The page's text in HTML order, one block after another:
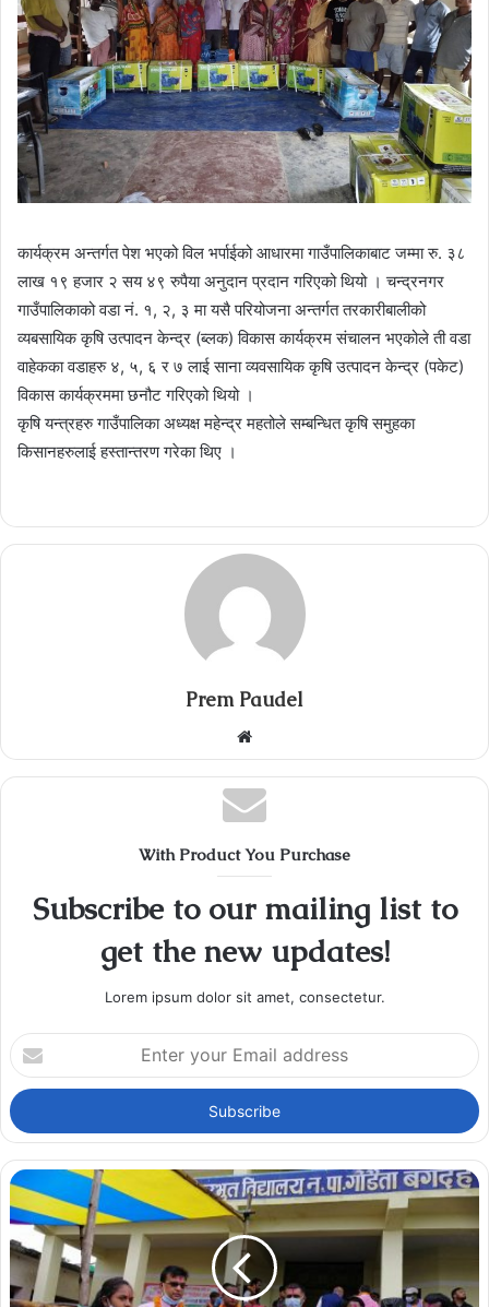
कार्यक्रम अन्तर्गत पेश भएको विल भर्पाईको आधारमा गाउँपालिकाबाट जम्मा रु. ३८
लाख १९ हजार २ सय ४९ रुपैया अनुदान प्रदान गरिएको थियो । चन्द्रनगर
गाउँपालिकाको वडा नं. १, २, ३ मा यसै परियोजना अन्तर्गत तरकारीबालीको
व्यबसायिक कृषि उत्पादन केन्द्र (ब्लक) विकास कार्यक्रम संचालन भएकोले ती वडा
वाहेकका वडाहरु ४, ५, ६ र ७ लाई साना व्यवसायिक कृषि उत्पादन केन्द्र (पकेट)
विकास कार्यक्रममा छनौट गरिएको थियो ।
कृषि यन्त्रहरु गाउँपालिका अध्यक्ष महेन्द्र महतोले सम्बन्धित कृषि समुहका
किसानहरुलाई हस्तान्तरण गरेका थिए ।
Prem Paudel
Website
With Product You Purchase
Subscribe to our mailing list to
get the new updates!
Lorem ipsum dolor sit amet, consectetur.
Enter
your
Email
address